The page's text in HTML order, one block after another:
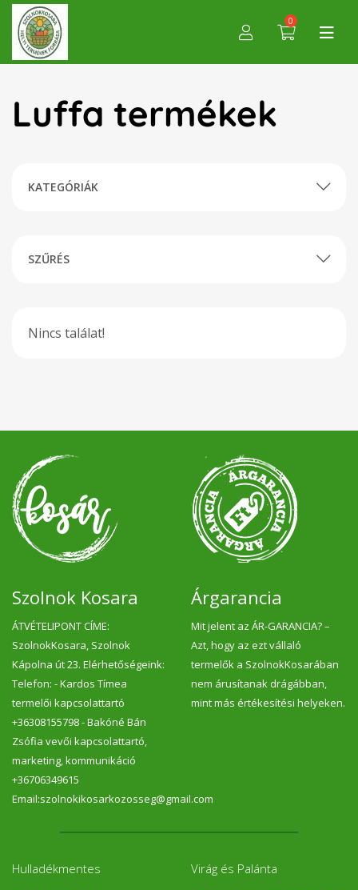
0
Luffa termékek
KATEGÓRIÁK
SZŰRÉS
Nincs találat!
Szolnok Kosara
ÁTVÉTELIPONT CÍME:
SzolnokKosara, Szolnok
Kápolna út 23. Elérhetőségeink:
Telefon: - Kardos Tímea
termelői kapcsolattartó
+36308155798 - Bakóné Bán
Zsófia vevői kapcsolattartó,
marketing, kommunikáció
+36706349615
Email:szolnokikosarkozosseg@gmail.com
Árgarancia
Mit jelent az ÁR-GARANCIA? –
Azt, hogy az ezt vállaló
termelők a SzolnokKosarában
nem árusítanak drágábban,
mint más értékesítési helyeken.
Hulladékmentes
Virág és Palánta